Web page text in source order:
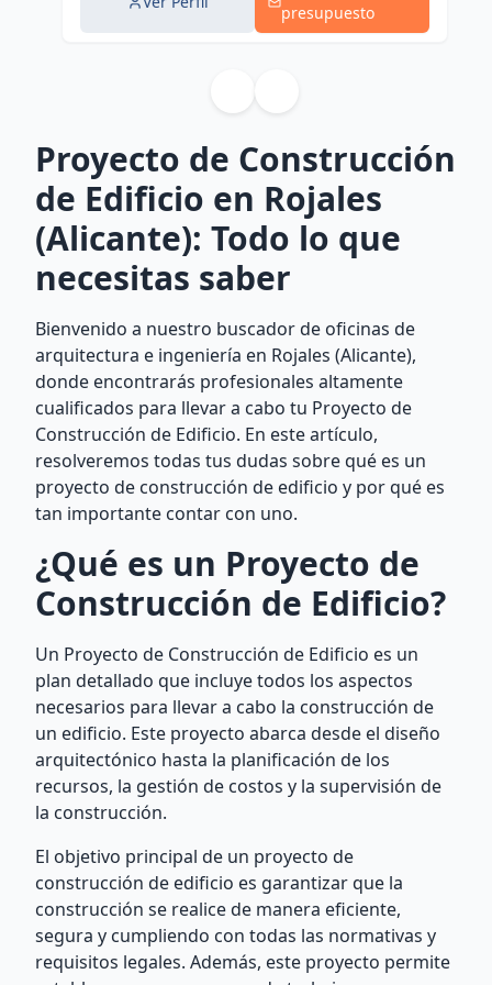
presupuesto
Proyecto de Construcción
de Edificio en Rojales
(Alicante): Todo lo que
necesitas saber
Bienvenido a nuestro buscador de oficinas de
arquitectura e ingeniería en Rojales (Alicante),
donde encontrarás profesionales altamente
cualificados para llevar a cabo tu Proyecto de
Construcción de Edificio. En este artículo,
resolveremos todas tus dudas sobre qué es un
proyecto de construcción de edificio y por qué es
tan importante contar con uno.
¿Qué es un Proyecto de
Construcción de Edificio?
Un Proyecto de Construcción de Edificio es un
plan detallado que incluye todos los aspectos
necesarios para llevar a cabo la construcción de
un edificio. Este proyecto abarca desde el diseño
arquitectónico hasta la planificación de los
recursos, la gestión de costos y la supervisión de
la construcción.
El objetivo principal de un proyecto de
construcción de edificio es garantizar que la
construcción se realice de manera eficiente,
segura y cumpliendo con todas las normativas y
requisitos legales. Además, este proyecto permite